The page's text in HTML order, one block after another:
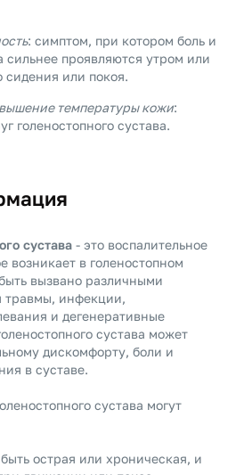
: симптом, при котором боль и
сильнее проявляются утром или
сидения или покоя.
температуры кожи:
голеностопного сустава.
сустава - это воспалительное
возникает в голеностопном
вызвано различными
травмы, инфекции,
и дегенеративные
сустава может
дискомфорту, боли и
в суставе.
сустава могут
острая или хроническая, и